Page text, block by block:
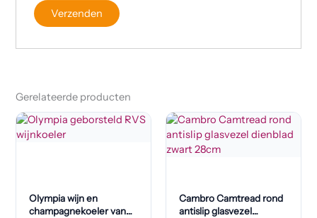
Gerelateerde producten
Olympia wijn en
champagnekoeler van
Cambro Camtread rond
antislip glasvezel